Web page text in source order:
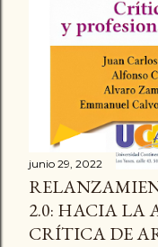
junio 29, 2022
2.0: HACIA LA
CRÍTICA DE